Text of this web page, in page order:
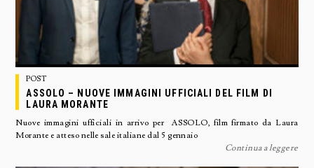
POST
ASSOLO – NUOVE IMMAGINI UFFICIALI DEL FILM DI
LAURA MORANTE
Nuove immagini ufficiali in arrivo per ASSOLO, film firmato da Laura
Morante e atteso nelle sale italiane dal 5 gennaio
Continua a leggere